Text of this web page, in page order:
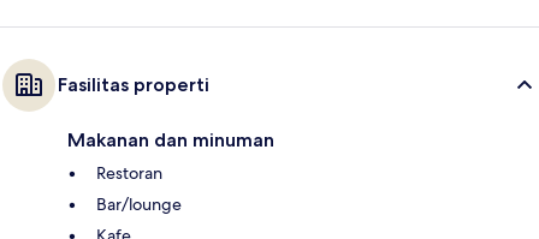
Fasilitas properti
Makanan dan minuman
Restoran
Bar/lounge